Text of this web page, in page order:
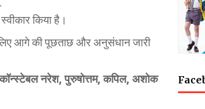
किया है।
लिए आगे की पूछताछ और अनुसंधान जारी
कॉन्स्टेबल नरेश, पुरुषोत्तम, कपिल, अशोक